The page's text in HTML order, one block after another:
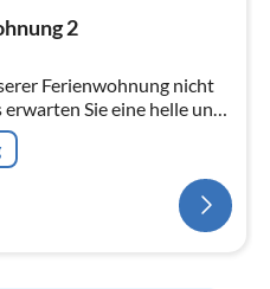
2
Ferienwohnung nicht
Sie eine helle und